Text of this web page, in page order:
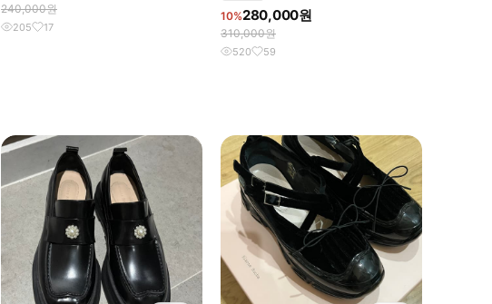
240,000원
205 17
10%280,000원
310,000원
520 59